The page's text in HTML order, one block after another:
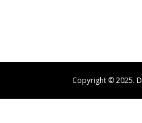
Copyright © 2025.